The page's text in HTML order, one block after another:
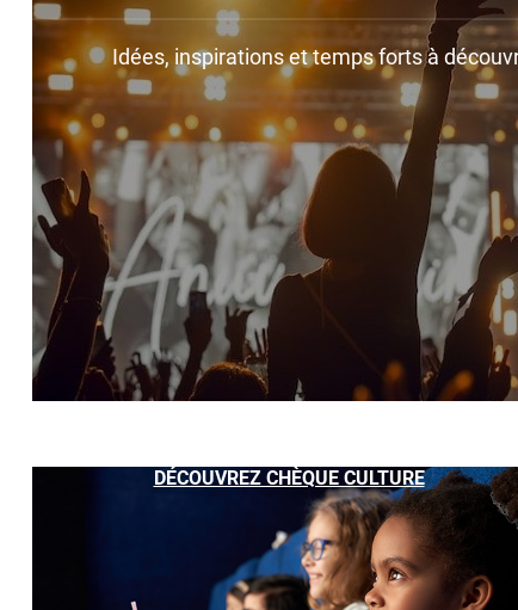
Idées, inspirations et temps forts à
DÉCOUVREZ CHÈQUE CULTURE